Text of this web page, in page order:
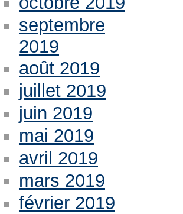
septembre
2019
août 2019
juillet 2019
juin 2019
mai 2019
avril 2019
mars 2019
février 2019